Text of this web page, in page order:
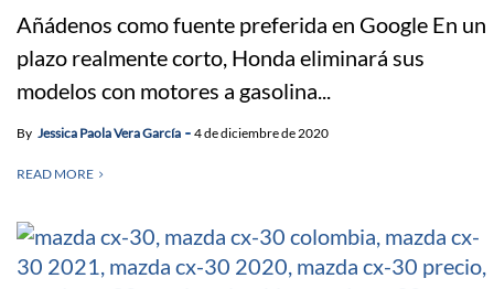
Añádenos como fuente preferida en Google En un
plazo realmente corto, Honda eliminará sus
modelos con motores a gasolina...
By Jessica Paola Vera García 4 de diciembre de 2020
READ MORE